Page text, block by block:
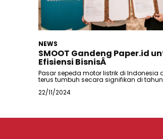
NEWS
SMOOT Gandeng Paper.id
Efisiensi BisnisÂ
Pasar sepeda motor listrik di Indonesia
terus tumbuh secara signifikan di
22/11/2024